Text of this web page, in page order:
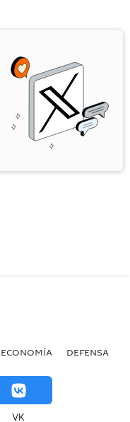
ECONOMÍA DEFENSA
VK